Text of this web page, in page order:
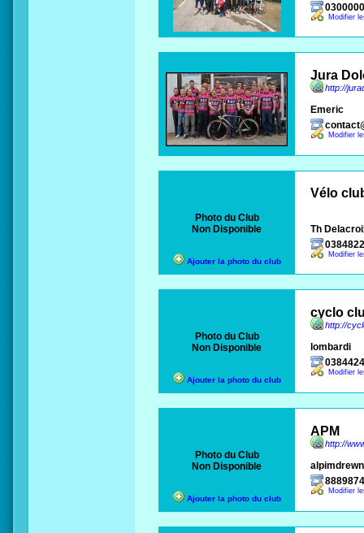
Modifier
Jura
http://
Emeric
Modifier
Photo du Club
Non Disponible
Ajouter la photo du club
Vélo
Th
Modifier
Photo du Club
Non Disponible
Ajouter la photo du club
cyclo
http://
lombardi
Modifier
Photo du Club
Non Disponible
Ajouter la photo du club
APM
http://
Modifier